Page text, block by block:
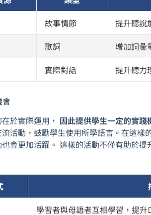
故事情節 提升聽說
歌詞 增加詞彙
實際對話 提升聽力
會
於實際運用， 因此提供學生一定的實踐
活動，鼓勵學生使用所學語言。在這樣
會更加活躍。 這樣的活動不僅有助於
學習者與母語者互相學習，提升